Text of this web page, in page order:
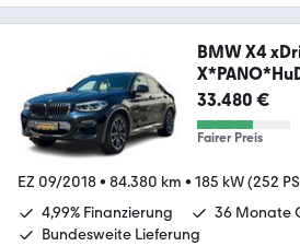
BMW X4
33.480 €
Fairer Preis
EZ 09/2018• 84.380 km • 185 kW (252
4,99% Finanzierung
36 Monate
Bundesweite Lieferung